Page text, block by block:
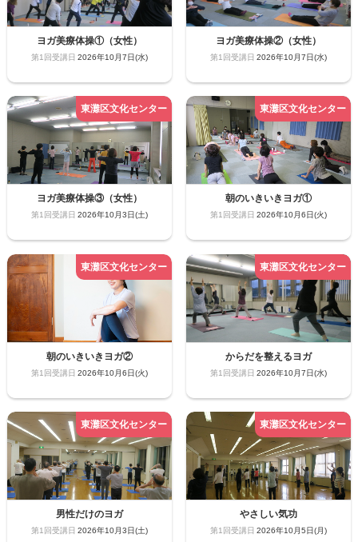
ヨガ美療体操①（女性）
2026年10月7日(水)
ヨガ美療体操②（女性）
2026年10月7日(水)
ヨガ美療体操③（女性）
2026年10月3日(土)
朝のいきいきヨガ①
2026年10月6日(火)
朝のいきいきヨガ②
2026年10月6日(火)
からだを整えるヨガ
2026年10月7日(水)
男性だけのヨガ
2026年10月3日(土)
やさしい気功
2026年10月5日(月)